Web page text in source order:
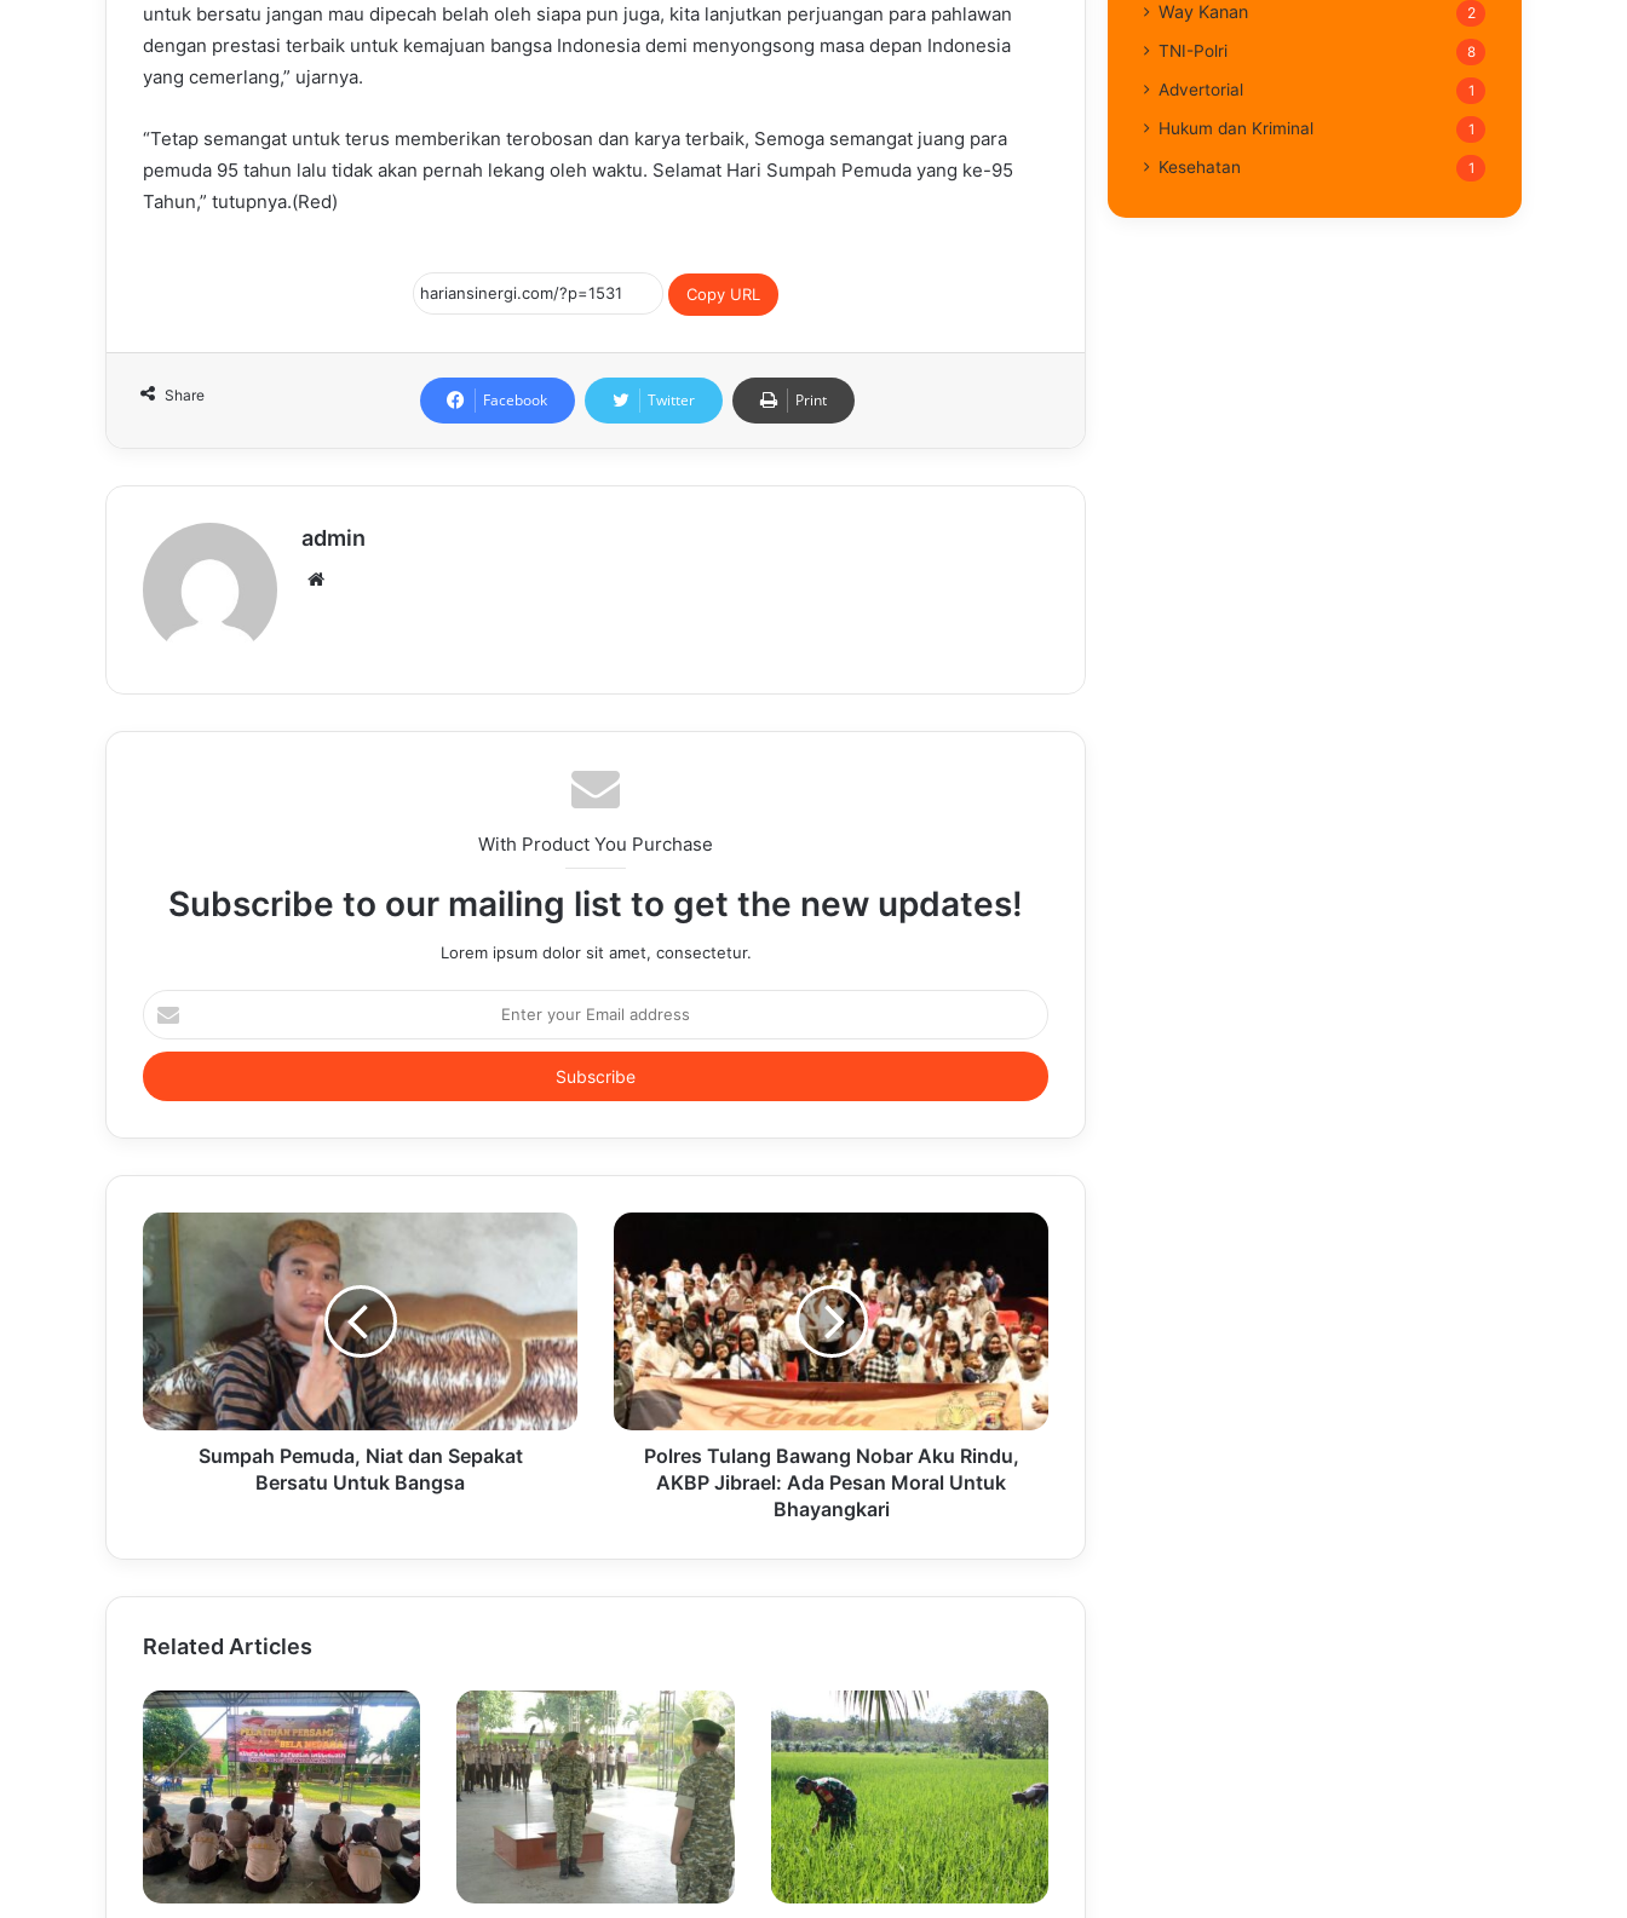
untuk bersatu jangan mau dipecah belah oleh siapa pun juga, kita lanjutkan perjuangan para pahlawan
dengan prestasi terbaik untuk kemajuan bangsa Indonesia demi menyongsong masa depan Indonesia
yang cemerlang,” ujarnya.
“Tetap semangat untuk terus memberikan terobosan dan karya terbaik, Semoga semangat juang para
pemuda 95 tahun lalu tidak akan pernah lekang oleh waktu. Selamat Hari Sumpah Pemuda yang ke-95
Tahun,” tutupnya.(Red)
Copy URL
Share Facebook Twitter Print
admin
With Product You Purchase
Subscribe to our mailing list to get the new updates!
Lorem ipsum dolor sit amet, consectetur.
Enter
your
Email
address
Sumpah Pemuda, Niat dan Sepakat
Bersatu Untuk Bangsa
Polres Tulang Bawang Nobar Aku Rindu,
AKBP Jibrael: Ada Pesan Moral Untuk
Bhayangkari
Related Articles
Way Kanan 2
TNI-Polri 8
Advertorial 1
Hukum dan Kriminal 1
Kesehatan 1